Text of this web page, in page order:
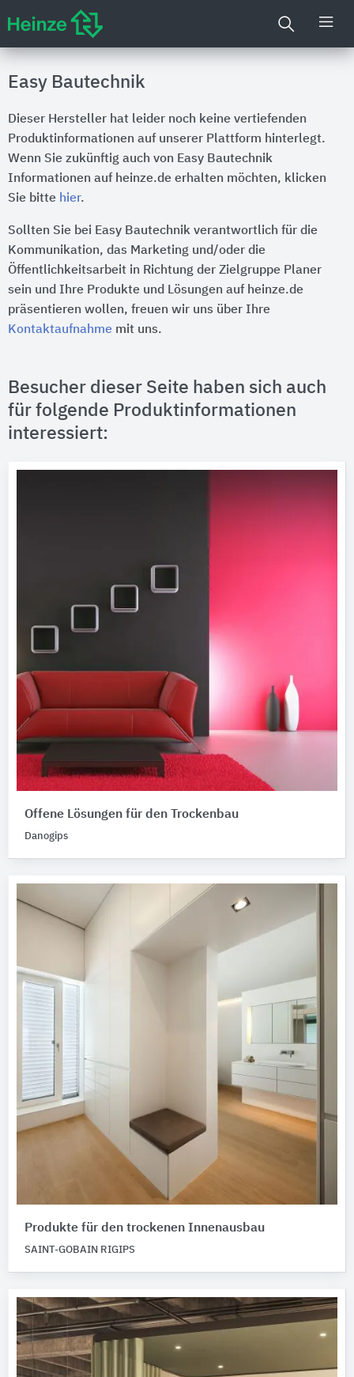
Easy Bautechnik
Dieser Hersteller hat leider noch keine vertiefenden
Produktinformationen auf unserer Plattform hinterlegt.
Wenn Sie zukünftig auch von Easy Bautechnik
Informationen auf heinze.de erhalten möchten, klicken
Sie bitte hier.
Sollten Sie bei Easy Bautechnik verantwortlich für die
Kommunikation, das Marketing und/oder die
Öffentlichkeitsarbeit in Richtung der Zielgruppe Planer
sein und Ihre Produkte und Lösungen auf heinze.de
präsentieren wollen, freuen wir uns über Ihre
Kontaktaufnahme mit uns.
Besucher dieser Seite haben sich auch
für folgende Produktinformationen
interessiert:
Offene Lösungen für den Trockenbau
Danogips
Produkte für den trockenen Innenausbau
SAINT-GOBAIN RIGIPS